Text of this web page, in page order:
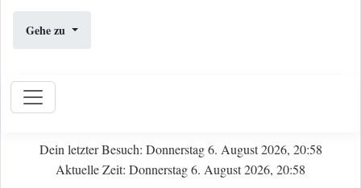
Gehe zu
Dein letzter Besuch: Donnerstag 6. August 2026, 20:58
Aktuelle Zeit: Donnerstag 6. August 2026, 20:58